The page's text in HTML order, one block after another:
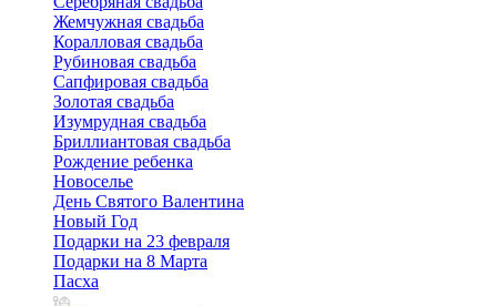
Жемчужная свадьба
Коралловая свадьба
Рубиновая свадьба
Сапфировая свадьба
Золотая свадьба
Изумрудная свадьба
Бриллиантовая свадьба
Рождение ребенка
Новоселье
День Святого Валентина
Новый Год
Подарки на 23 февраля
Подарки на 8 Марта
Пасха